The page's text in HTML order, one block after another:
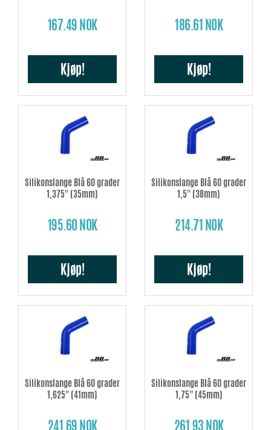
167.49 NOK
Kjøp!
186.61 NOK
Kjøp!
Silikonslange Blå 60 grader
1,375'' (35mm)
195.60 NOK
Kjøp!
Silikonslange Blå 60 grader
1,5'' (38mm)
214.71 NOK
Kjøp!
Silikonslange Blå 60 grader
1,625'' (41mm)
241.69 NOK
Silikonslange Blå 60 grader
1,75'' (45mm)
261.93 NOK